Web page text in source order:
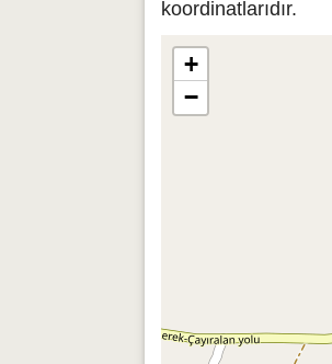
koordinatlarıdır.
+
−